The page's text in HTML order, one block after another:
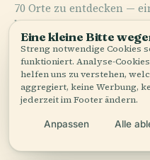
70 Orte zu entdecken —
kombinieren lassen.
PLACE
Von Pisa
PLACE
Dom Zu Pisa
Alle 70
Eine kleine Bitte
Streng notwendige Cookies
funktioniert. Analyse-
helfen uns zu verstehen,
aggregiert, keine Werbung,
jederzeit im Footer ändern.
Anpassen Alle